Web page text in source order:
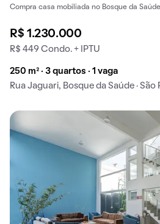
Compra casa mobiliada no Bosque da
R$ 1.230.000
R$ 449 Condo. + IPTU
250 m² · 3 quartos · 1 vaga
Rua Jaguari, Bosque da Saúde · São